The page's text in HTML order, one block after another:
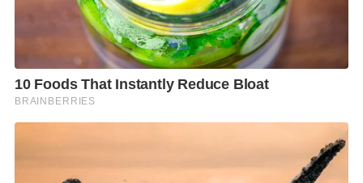
อาหาร แฟชั่น และอุตสาหกรรมสร้างสรรค์ ซึ่งสอดคล้อง
กับยุทธศาสตร์ Soft Power ของไทย โดยความร่วมมือ
ระหว่างสองประเทศสามารถต่อยอดได้ทั้งด้านอาหาร
ภาพยนตร์ การศึกษา การท่องเที่ยว และเศรษฐกิจ
สร้างสรรค์ในอนาคต
อย่างไรก็ตาม ดร.สติธร ระบุว่า เดิมพันสำคัญที่สุดของ
ความสัมพันธ์ไทย–ฝรั่งเศส คือการผลักดัน FTA ไทย–EU